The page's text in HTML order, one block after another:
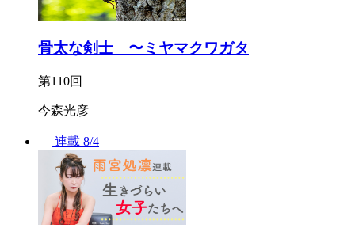
骨太な剣士 〜ミヤマクワガタ
第110回
今森光彦
連載 8/4